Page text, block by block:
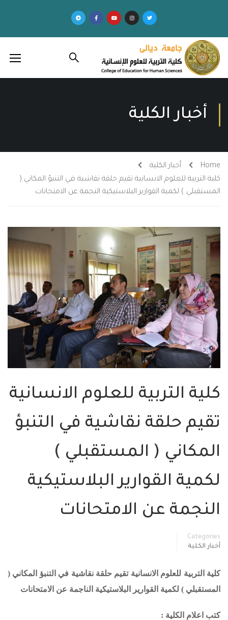
أخبار الكلية
Home
أخبار الكلية
كلية التربية للعلوم الانسانية تقيم حلقة نقاشية في التنبؤ المكاني (
المستقبلي ) لكمية القوارير البلاستيكية النجمة عن الامتحانات
كلية التربية للعلوم الانسانية
تقيم حلقة نقاشية في التنبؤ
المكاني ( المستقبلي )
لكمية القوارير البلاستيكية
النجمة عن الامتحانات
Categories
أخبار الكلية
كلية التربية للعلوم الانسانية تقيم حلقة نقاشية في التنبؤ المكاني (
المستقبلي ) لكمية القوارير البلاستيكية الناجمة عن الامتحانات
كتب اعلام الكلية :